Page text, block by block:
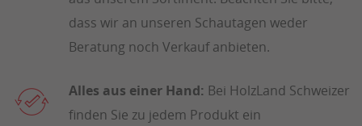
dass wir an unseren Schautagen weder
Beratung noch Verkauf anbieten.
Alles aus einer Hand: Bei HolzLand Schweizer
finden Sie zu jedem Produkt ein